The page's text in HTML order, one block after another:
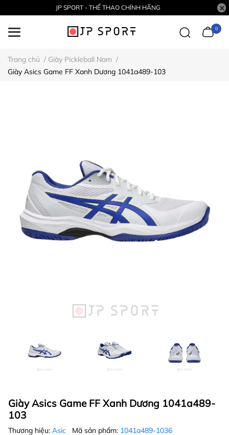
JP SPORT - THỂ THAO CHÍNH HÃNG
0
Trang chủ / Giày Pickleball Nam /
Giày Asics Game FF Xanh Dương 1041a489-103
Giày Asics Game FF Xanh Dương 1041a489-
103
Thương hiệu: Asic Mã sản phẩm: 1041a489-1036